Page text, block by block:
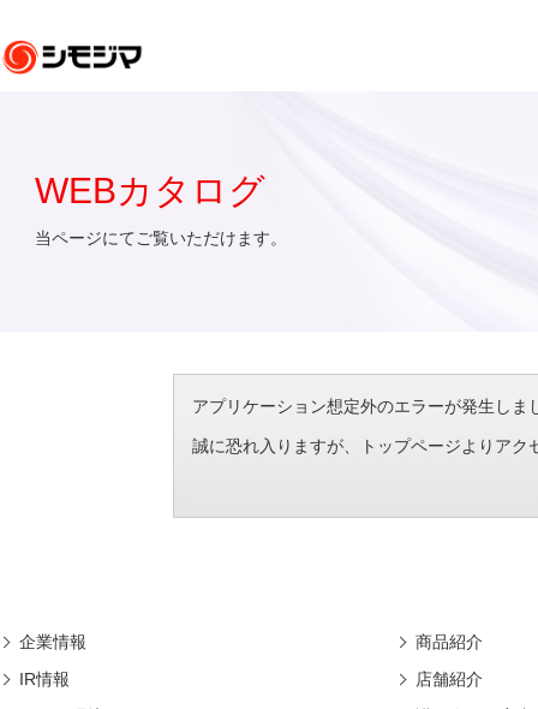
WEBカタログ
当ページにてご覧いただけます。
アプリケーション想定外のエラーが発生し
誠に恐れ入りますが、トップページよりアク
企業情報
IR情報
商品紹介
店舗紹介